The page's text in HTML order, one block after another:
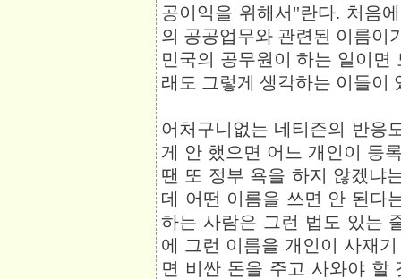
공이익을 위해서"란다. 처음
의 공공업무와 관련된 이름이
민국의 공무원이 하는 일이면
래도 그렇게 생각하는 이들이
어처구니없는 네티즌의 반응
게 안 했으면 어느 개인이 등
땐 또 정부 욕을 하지 않겠냐
데 어떤 이름을 쓰면 안 된다
하는 사람은 그런 법도 있는
에 그런 이름을 개인이 사재
면 비싼 돈을 주고 사와야 할